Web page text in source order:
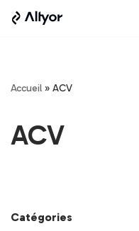
Accueil » ACV
ACV
Catégories